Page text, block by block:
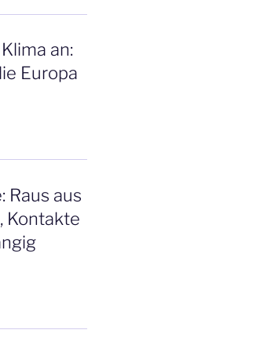
an:
Europa
Raus aus
Kontakte